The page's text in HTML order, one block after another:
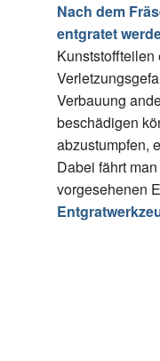
Nach dem
entgratet
Kunststoffteilen
Verbauung
beschädigen
abzustumpfen,
Dabei fährt
vorgesehenen